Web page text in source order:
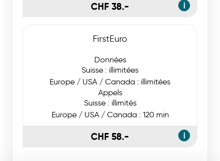
CHF 38.- ℹ
FirstEuro
Données
Suisse : illimitées
Europe / USA / Canada : illimitées
Appels
Suisse : illimités
Europe / USA / Canada : 120 min
CHF 58.- ℹ